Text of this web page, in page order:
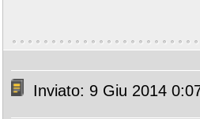
Inviato: 9 Giu 2014